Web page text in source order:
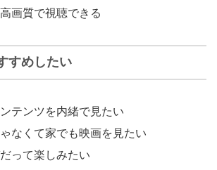
画質で視聴できる
すめしたい
テンツを内緒で見たい
なくて家でも映画を見たい
って楽しみたい